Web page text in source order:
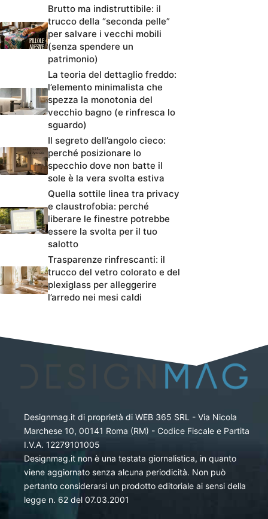
Brutto ma indistruttibile: il
trucco della “seconda pelle”
per salvare i vecchi mobili
(senza spendere un
patrimonio)
La teoria del dettaglio freddo:
l’elemento minimalista che
spezza la monotonia del
vecchio bagno (e rinfresca lo
sguardo)
Il segreto dell’angolo cieco:
perché posizionare lo
specchio dove non batte il
sole è la vera svolta estiva
Quella sottile linea tra privacy
e claustrofobia: perché
liberare le finestre potrebbe
essere la svolta per il tuo
salotto
Trasparenze rinfrescanti: il
trucco del vetro colorato e del
plexiglass per alleggerire
l’arredo nei mesi caldi
Designmag.it di proprietà di WEB 365 SRL - Via Nicola
Marchese 10, 00141 Roma (RM) - Codice Fiscale e Partita
I.V.A. 12279101005
Designmag.it non è una testata giornalistica, in quanto
viene aggiornato senza alcuna periodicità. Non può
pertanto considerarsi un prodotto editoriale ai sensi della
legge n. 62 del 07.03.2001